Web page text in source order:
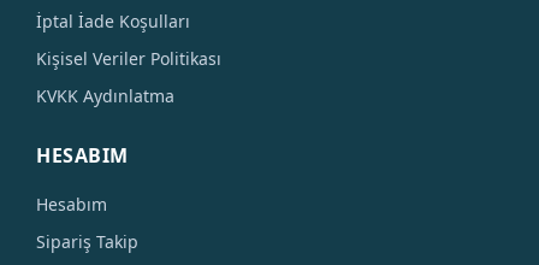
İptal İade Koşulları
Kişisel Veriler Politikası
KVKK Aydınlatma
HESABIM
Hesabım
Sipariş Takip